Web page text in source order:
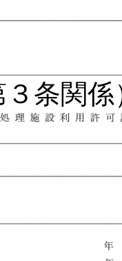
３条関係